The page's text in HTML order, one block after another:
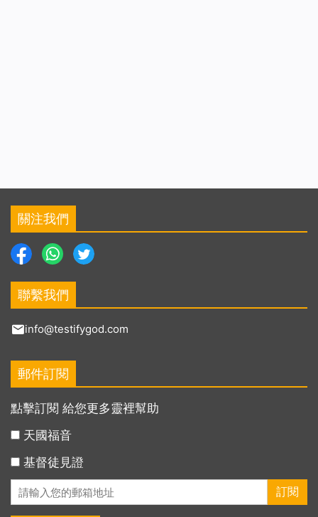
關注我們
聯繫我們
info@testifygod.com
郵件訂閱
點擊訂閱 給您更多靈裡幫助
天國福音
基督徒見證